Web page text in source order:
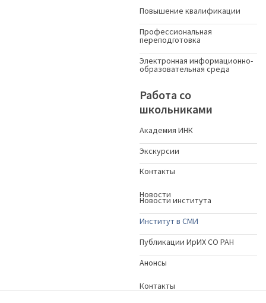
Повышение квалификации
Профессиональная
переподготовка
Электронная информационно-
образовательная среда
Работа со
школьниками
Академия ИНК
Экскурсии
Контакты
Новости
Новости института
Институт в СМИ
Публикации ИрИХ СО РАН
Анонсы
Контакты